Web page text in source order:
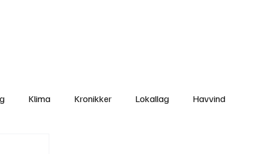
Klima Kronikker Lokallag Havvind